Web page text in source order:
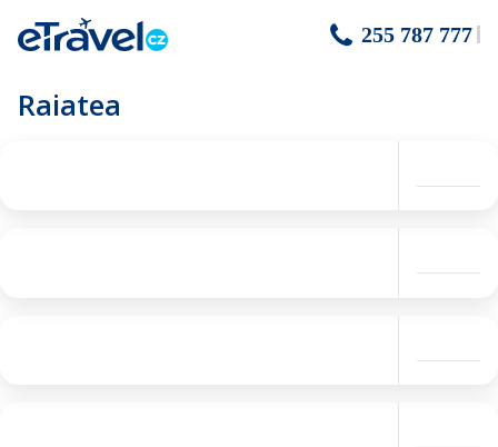
255 787 777
Raiatea